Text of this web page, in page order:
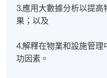
3.應用大數據分析以提
果；以及
4.解釋在物業和設施管
功因素。